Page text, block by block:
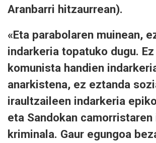
Aranbarri hitzaurrean).
«Eta parabolaren muinean,
indarkeria topatuko dugu.
komunista handien
anarkistena, ez eztanda
iraultzaileen indarkeria
eta Sandokan
kriminala. Gaur egungoa